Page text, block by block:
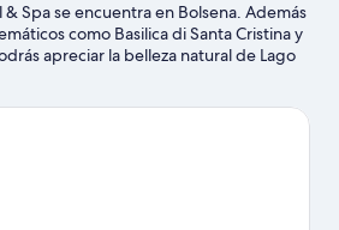
Spa se encuentra en Bolsena. Además
como Basilica di Santa Cristina y
apreciar la belleza natural de Lago
Orvieto Underground. También
a descubrir cuáles son las